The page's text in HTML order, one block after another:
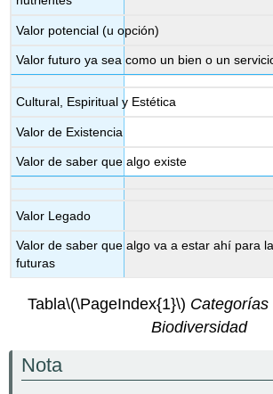
Valor potencial (u opción)
Valor futuro ya sea como un bien o un
Cultural, Espiritual y Estética
Valor de Existencia
Valor de saber que algo existe
Valor Legado
Valor de saber que algo va a estar ahí para
futuras
Tabla\(\PageIndex{1}\) Categorías
Biodiversidad
Nota